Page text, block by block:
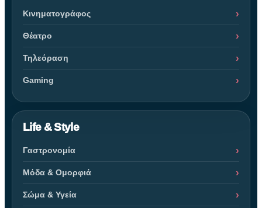
Κινηματογράφος
Θέατρο
Τηλεόραση
Gaming
Life & Style
Γαστρονομία
Μόδα & Ομορφιά
Σώμα & Υγεία